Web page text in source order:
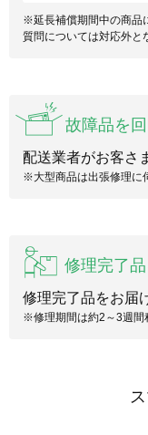
※延長補償期間中の商品
質問については対応外と
故障品を回
配送業者がお客さ
※大型商品は出張修理に
修理完了
修理完了品をお届
※修理期間は約2～3週間